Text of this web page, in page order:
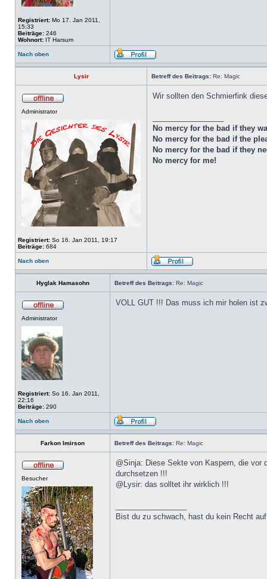
Registriert: Mo 17. Jan 2011,
15:33
Beiträge: 246
Wohnort: IT Harsum
Nach oben
Lysir Betreff des Beitrags: Re: Magic
Administrator
Registriert: So 16. Jan 2011, 19:17
Beiträge: 684
Wir sollten den Schmierfink
No mercy for the bad if they
No mercy for the bad if the
No mercy for the bad if they
No mercy for me!
Nach oben
Hyglak Hamasohn Betreff des Beitrags: Re: Magic
Administrator
Registriert: So 16. Jan 2011,
22:16
Beiträge: 290
VOLL GUT !!! Das muss ich mir holen ist
Nach oben
Farkon Imirson Betreff des Beitrags: Re: Magic
Besucher
@Sinja: Diese Sekte von Kaspern, die vor
durchsetzen !!!
@Lysir: das solltet ihr wirklich !!!
Bist du zu schwach, hast du kein Recht